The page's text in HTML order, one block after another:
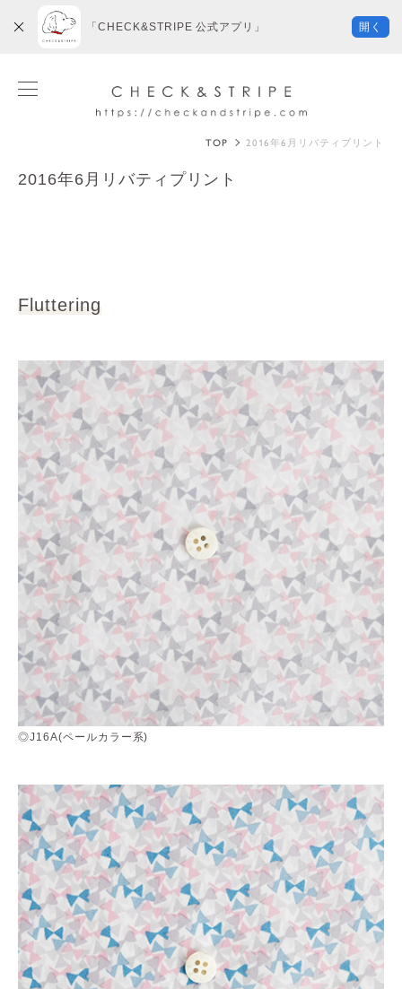
TOP 2016年6月リバティプリント
2016年6月リバティプリント
Fluttering
◎J16A(ペールカラー系)
「CHECK&STRIPE 公式アプリ」 開く